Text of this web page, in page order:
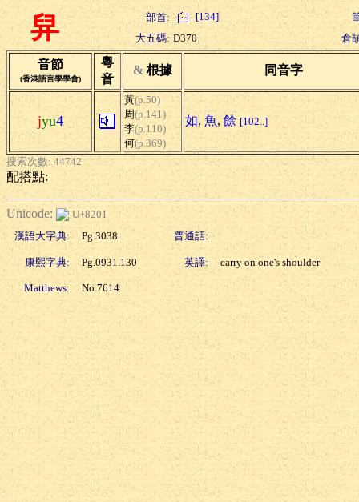
舁 部首: [134]
大五碼: D370 倉
音節
(香港語言學學會)
粵
音
& 根據 同音字
jyu4
黃(p.50)
周(p.141)
李(p.110)
何(p.369)
如, 魚, 餘 [102..]
搜索次數: 44742
配搭點:
Unicode:
U+8201
漢語大字典:
Pg.3038 普通話:
康熙字典: Pg.0931.130 英譯: carry on one's shoulder
Matthews: No.7614